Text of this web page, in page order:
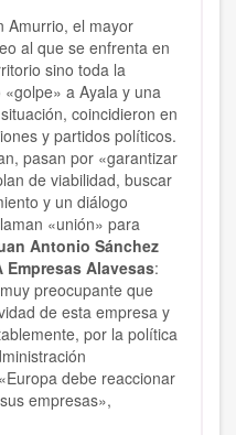
Amurrio, el mayor
al que se enfrenta en
sino toda la
a Ayala y una
coincidieron en
y partidos políticos.
pasan por «garantizar
de viabilidad, buscar
y un diálogo
«unión» para
Antonio Sánchez
Empresas Alavesas:
preocupante que
de esta empresa y
por la política
debe reaccionar
empresas»,